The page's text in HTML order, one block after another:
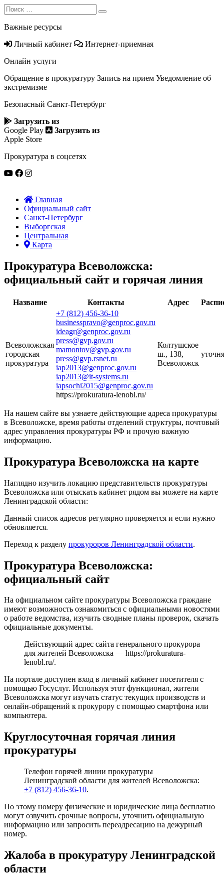
Search
for:
Search
Важные ресурсы
Личный кабинет
Интернет-приемная
Онлайн услуги
Обращение в прокуратуру Запись на прием Уведомление об
экстремизме
Безопасный Санкт‑Петербург
Загрузить из
Google Play
Загрузить из
Apple Store
Прокуратура в соцсетях
Главная
Официальный сайт
Санкт-Петербург
Выборгская
Центральная
Карта
Прокуратура Всеволожска:
официальный сайт и горячая линия
Название Контакты Адрес
Всеволожская
городская
прокуратура
+7 (812) 456-36-10
businesspravo@genproc.gov.ru
ideagr@genproc.gov.ru
press@gvp.gov.ru
mamontov@gvp.gov.ru
press@gvp.rsnet.ru
iap2013@genproc.gov.ru
iap2013@it-systems.ru
iapsochi2015@genproc.gov.ru
https://prokuratura-lenobl.ru/
Колтушское
ш., 138,
Всеволожск
На нашем сайте вы узнаете действующие адреса прокуратуры
в Всеволожске, время работы отделений структуры, почтовый
адрес управления прокуратуры РФ и прочую важную
информацию.
Прокуратура Всеволожска на карте
Наглядно изучить локацию представительств прокуратуры
Всеволожска или отыскать кабинет рядом вы можете на карте
Ленинградской области:
Данный список адресов регулярно проверяется и если нужно
обновляется.
Переход к разделу прокуроров Ленинградской области.
Прокуратура Всеволожска:
официальный сайт
На официальном сайте прокуратуры Всеволожска граждане
имеют возможность ознакомиться с официальными новостями
о работе ведомства, изучить сводные планы проверок, скачать
официальные документы.
Действующий адрес сайта генерального прокурора
для жителей Всеволожска — https://prokuratura-
lenobl.ru/.
На портале доступен вход в личный кабинет посетителя с
помощью Госуслуг. Используя этот функционал, жители
Всеволожска могут изучать статус текущих производств и
онлайн-обращений к прокурору с помощью смартфона или
компьютера.
Круглосуточная горячая линия
прокуратуры
Телефон горячей линии прокуратуры
Ленинградской области для жителей Всеволожска:
+7 (812) 456-36-10.
По этому номеру физические и юридические лица бесплатно
могут озвучить срочные вопросы, уточнить официальную
информацию или запросить переадресацию на дежурный
номер.
Жалоба в прокуратуру Ленинградской
области